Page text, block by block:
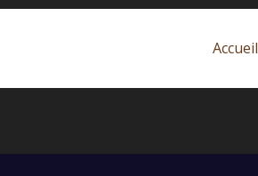
Accueil